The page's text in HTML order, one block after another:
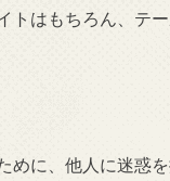
トはもちろん、テ
めに、他人に迷惑